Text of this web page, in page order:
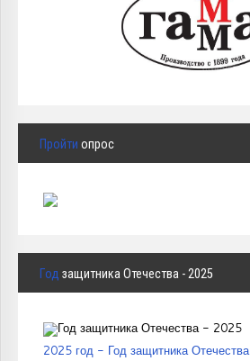
Пройти опрос
Год защитника Отечества - 2025
2025 год - Год защитника Отечества